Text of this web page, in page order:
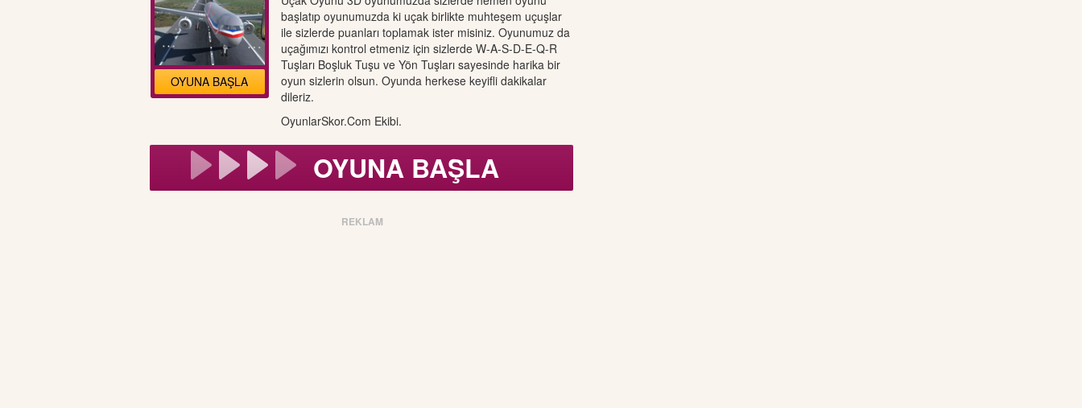
OYUNA BAŞLA
başlatıp oyunumuzda ki uçak birlikte muhteşem uçuşlar
ile sizlerde puanları toplamak ister misiniz. Oyunumuz da
uçağımızı kontrol etmeniz için sizlerde W-A-S-D-E-Q-R
Tuşları Boşluk Tuşu ve Yön Tuşları sayesinde harika bir
oyun sizlerin olsun. Oyunda herkese keyifli dakikalar
dileriz.
OyunlarSkor.Com Ekibi.
OYUNA BAŞLA
REKLAM